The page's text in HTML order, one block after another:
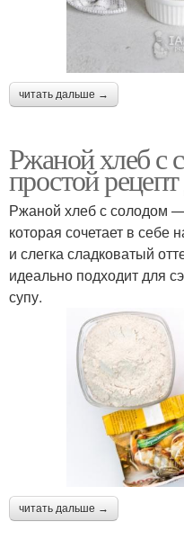
читать дальше →
Ржаной хлеб с
простой
Ржаной хлеб с солодом —
которая сочетает в
и слегка сладковатый
идеально подходит для
супу.
читать дальше →